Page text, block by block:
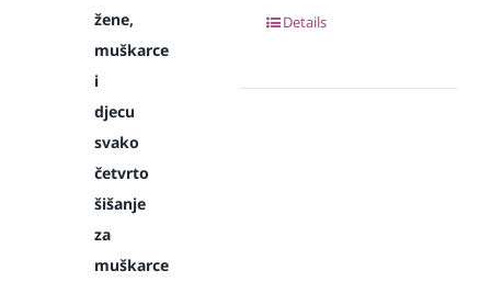
žene,
muškarce
i
djecu
svako
četvrto
šišanje
za
muškarce
Details